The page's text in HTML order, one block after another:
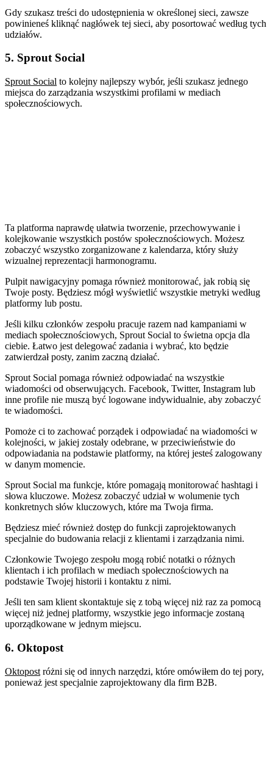
Gdy szukasz treści do udostępnienia w określonej sieci, zawsze
powinieneś kliknąć nagłówek tej sieci, aby posortować według tych
udziałów.
5. Sprout Social
Sprout Social to kolejny najlepszy wybór, jeśli szukasz jednego
miejsca do zarządzania wszystkimi profilami w mediach
społecznościowych.
Ta platforma naprawdę ułatwia tworzenie, przechowywanie i
kolejkowanie wszystkich postów społecznościowych. Możesz
zobaczyć wszystko zorganizowane z kalendarza, który służy
wizualnej reprezentacji harmonogramu.
Pulpit nawigacyjny pomaga również monitorować, jak robią się
Twoje posty. Będziesz mógł wyświetlić wszystkie metryki według
platformy lub postu.
Jeśli kilku członków zespołu pracuje razem nad kampaniami w
mediach społecznościowych, Sprout Social to świetna opcja dla
ciebie. Łatwo jest delegować zadania i wybrać, kto będzie
zatwierdzał posty, zanim zaczną działać.
Sprout Social pomaga również odpowiadać na wszystkie
wiadomości od obserwujących. Facebook, Twitter, Instagram lub
inne profile nie muszą być logowane indywidualnie, aby zobaczyć
te wiadomości.
Pomoże ci to zachować porządek i odpowiadać na wiadomości w
kolejności, w jakiej zostały odebrane, w przeciwieństwie do
odpowiadania na podstawie platformy, na której jesteś zalogowany
w danym momencie.
Sprout Social ma funkcje, które pomagają monitorować hashtagi i
słowa kluczowe. Możesz zobaczyć udział w wolumenie tych
konkretnych słów kluczowych, które ma Twoja firma.
Będziesz mieć również dostęp do funkcji zaprojektowanych
specjalnie do budowania relacji z klientami i zarządzania nimi.
Członkowie Twojego zespołu mogą robić notatki o różnych
klientach i ich profilach w mediach społecznościowych na
podstawie Twojej historii i kontaktu z nimi.
Jeśli ten sam klient skontaktuje się z tobą więcej niż raz za pomocą
więcej niż jednej platformy, wszystkie jego informacje zostaną
uporządkowane w jednym miejscu.
6. Oktopost
Oktopost różni się od innych narzędzi, które omówiłem do tej pory,
ponieważ jest specjalnie zaprojektowany dla firm B2B.